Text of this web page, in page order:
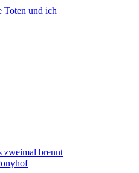
Toten und ich
zweimal brennt